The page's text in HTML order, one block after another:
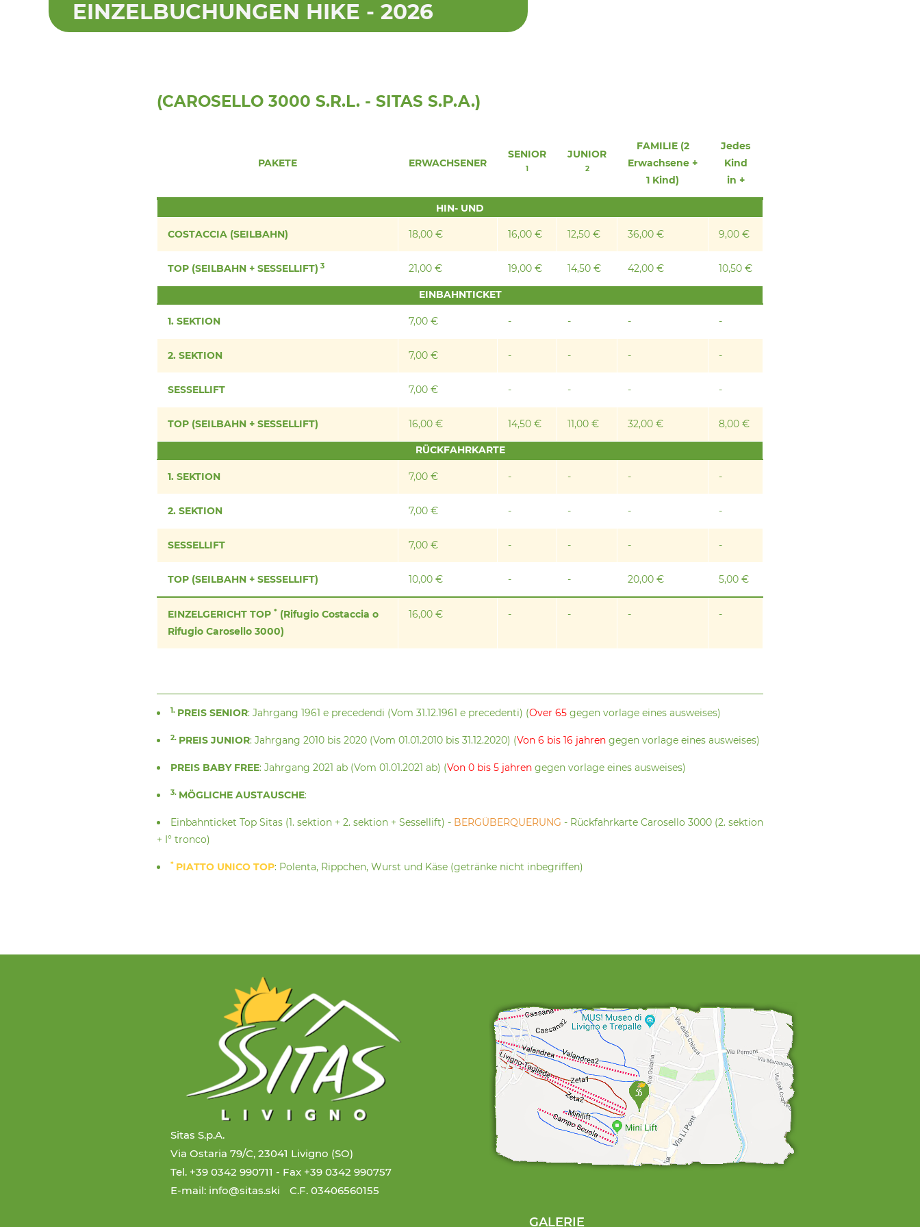
EINZELBUCHUNGEN HIKE - 2026
(CAROSELLO 3000 S.R.L. - SITAS S.P.A.)
PAKETE ERWACHSENER
SENIOR
1
JUNIOR
2
FAMILIE (2
Erwachsene +
1 Kind)
Jedes
Kind
in +
HIN- UND
COSTACCIA (SEILBAHN) 18,00 € 16,00 € 12,50 € 36,00 € 9,00 €
TOP (SEILBAHN + SESSELLIFT) 3 21,00 € 19,00 € 14,50 € 42,00 € 10,50 €
EINBAHNTICKET
1. SEKTION 7,00 € - - - -
2. SEKTION 7,00 € - - - -
SESSELLIFT 7,00 € - - - -
TOP (SEILBAHN + SESSELLIFT) 16,00 € 14,50 € 11,00 € 32,00 € 8,00 €
RÜCKFAHRKARTE
1. SEKTION 7,00 € - - - -
2. SEKTION 7,00 € - - - -
SESSELLIFT 7,00 € - - - -
TOP (SEILBAHN + SESSELLIFT) 10,00 € - - 20,00 € 5,00 €
EINZELGERICHT TOP * (Rifugio Costaccia o
Rifugio Carosello 3000)
16,00 € - - - -
1. PREIS SENIOR: Jahrgang 1961 e precedendi (Vom 31.12.1961 e precedenti) (Over 65 gegen vorlage eines ausweises)
2. PREIS JUNIOR: Jahrgang 2010 bis 2020 (Vom 01.01.2010 bis 31.12.2020) (Von 6 bis 16 jahren gegen vorlage eines ausweises)
PREIS BABY FREE: Jahrgang 2021 ab (Vom 01.01.2021 ab) (Von 0 bis 5 jahren gegen vorlage eines ausweises)
3. MÖGLICHE AUSTAUSCHE:
Einbahnticket Top Sitas (1. sektion + 2. sektion + Sessellift) - BERGÜBERQUERUNG - Rückfahrkarte Carosello 3000 (2. sektion
+ I° tronco)
* PIATTO UNICO TOP: Polenta, Rippchen, Wurst und Käse (getränke nicht inbegriffen)
Sitas S.p.A.
Via Ostaria 79/C, 23041 Livigno (SO)
Tel. +39 0342 990711 - Fax +39 0342 990757
E-mail: info@sitas.ski
C.F. 03406560155
GALERIE